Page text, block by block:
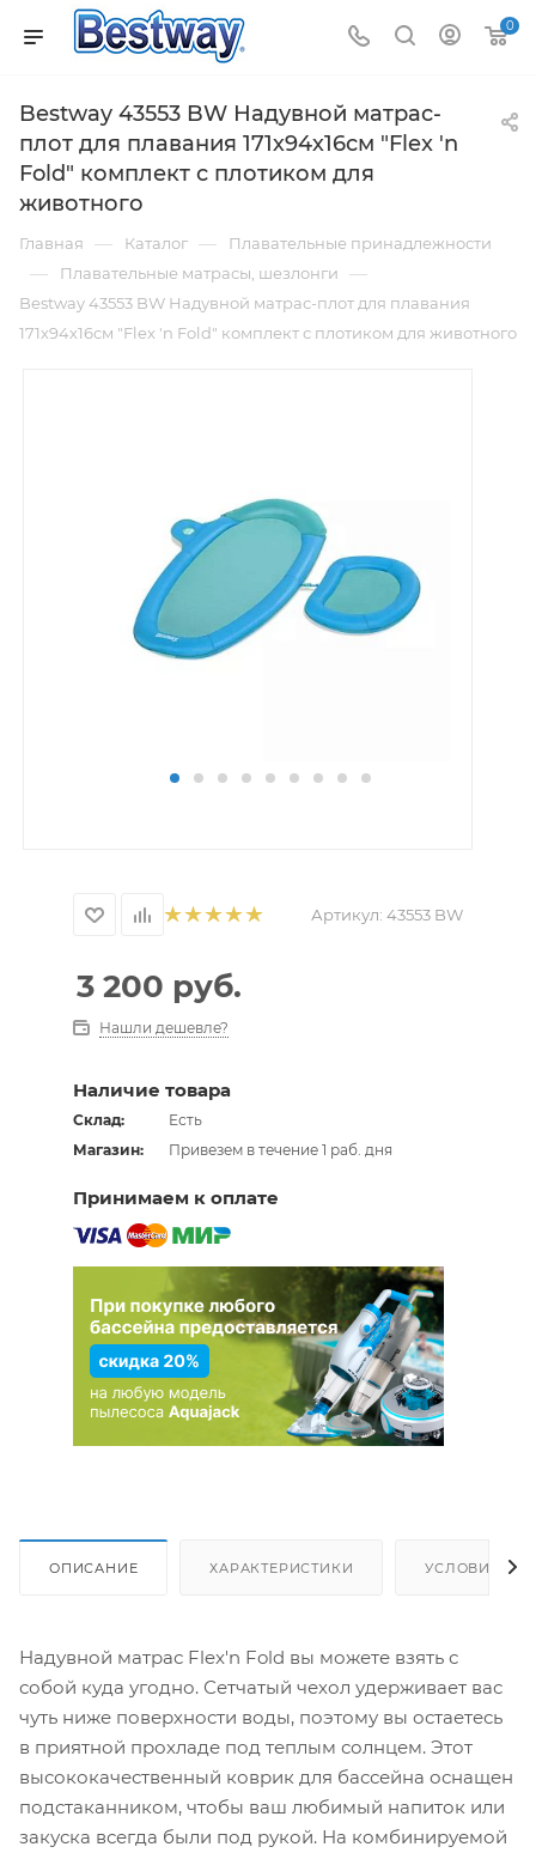
0
Bestway 43553 BW Надувной матрас-
плот для плавания 171х94х16см "Flex 'n
Fold" комплект с плотиком для
животного
Главная — Каталог — Плавательные принадлежности
— Плавательные матрасы, шезлонги —
Bestway 43553 BW Надувной матрас-плот для плавания
171х94х16см "Flex 'n Fold" комплект с плотиком для животного
Артикул: 43553 BW
3 200 руб.
Нашли дешевле?
Наличие товара
Склад:
Есть
Магазин:
Привезем в течение 1 раб. дня
Принимаем к оплате
ОПИСАНИЕ ХАРАКТЕРИСТИКИ УСЛОВИЯ
Надувной матрас Flex'n Fold вы можете взять с
собой куда угодно. Сетчатый чехол удерживает вас
чуть ниже поверхности воды, поэтому вы остаетесь
в приятной прохладе под теплым солнцем. Этот
высококачественный коврик для бассейна оснащен
подстаканником, чтобы ваш любимый напиток или
закуска всегда были под рукой. На комбинируемой